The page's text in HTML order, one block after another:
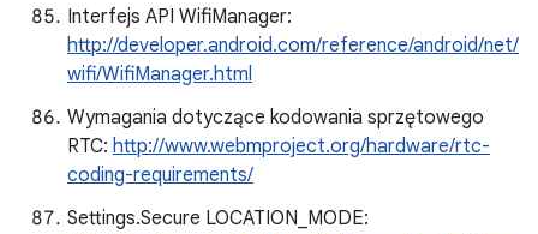
Interfejs API WifiManager:
http://developer.android.com/reference/android/net/
wifi/WifiManager.html
Wymagania dotyczące kodowania sprzętowego
RTC: http://www.webmproject.org/hardware/rtc-
coding-requirements/
Settings.Secure LOCATION_MODE: